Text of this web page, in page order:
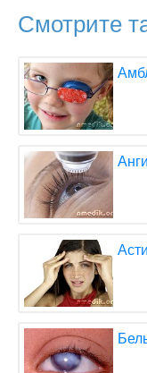
Смотрите